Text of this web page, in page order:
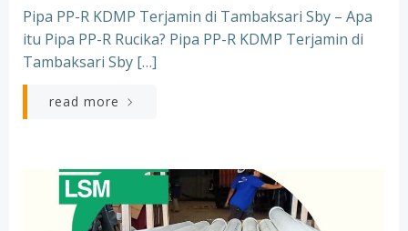
Pipa PP-R KDMP Terjamin di Tambaksari Sby – Apa
itu Pipa PP-R Rucika? Pipa PP-R KDMP Terjamin di
Tambaksari Sby […]
read more